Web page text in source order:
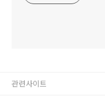
관련사이트